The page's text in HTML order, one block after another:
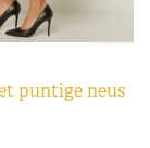
puntige neus